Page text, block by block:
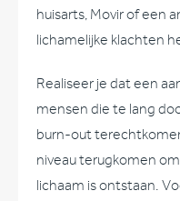
huisarts, Movir of een
lichamelijke klachten
Realiseer je dat een
mensen die te lang
burn-out
niveau terugkomen
lichaam is ontstaan.